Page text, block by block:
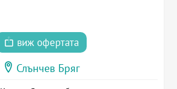
виж офертата
Слънчев Бряг